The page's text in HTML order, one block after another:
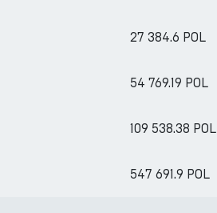
27 384.6 POL
54 769.19 POL
109 538.38 POL
547 691.9 POL